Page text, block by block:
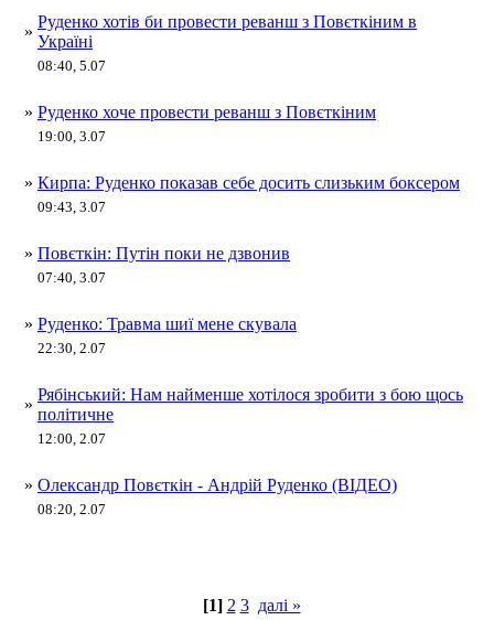
»
Руденко хотів би провести реванш з Повєткіним в
Україні
08:40, 5.07
» Руденко хоче провести реванш з Повєткіним
19:00, 3.07
» Кирпа: Руденко показав себе досить слизьким боксером
09:43, 3.07
» Повєткін: Путін поки не дзвонив
07:40, 3.07
» Руденко: Травма шиї мене скувала
22:30, 2.07
»
Рябінський: Нам найменше хотілося зробити з бою щось
політичне
12:00, 2.07
» Олександр Повєткін - Андрій Руденко (ВІДЕО)
08:20, 2.07
[1] 2 3 далі »